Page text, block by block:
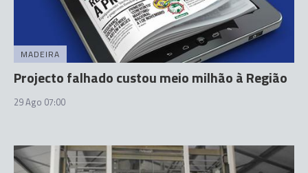
MADEIRA
Projecto falhado custou meio milhão à Região
29 Ago 07:00